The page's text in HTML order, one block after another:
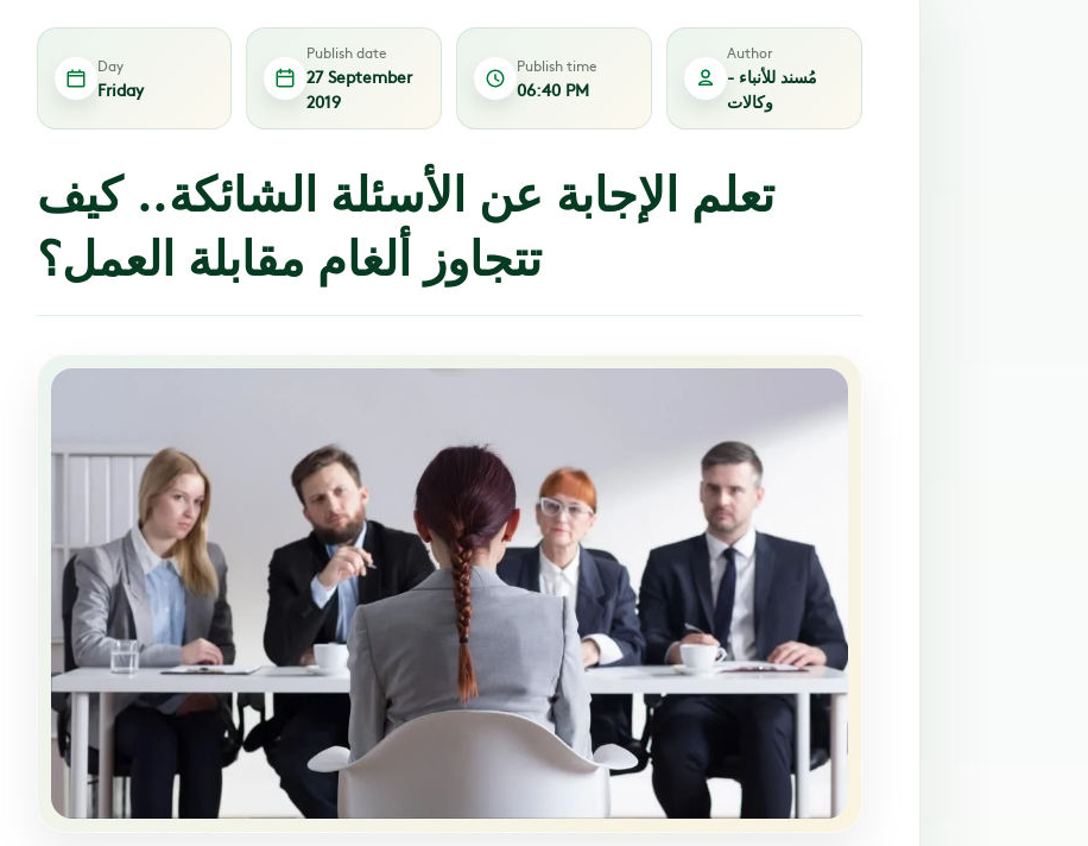
Day
Friday
Publish date
27 September
2019
Publish time
06:40 PM
Author
مُسند للأنباء -
وكالات
تعلم الإجابة عن الأسئلة الشائكة.. كيف
تتجاوز ألغام مقابلة العمل؟